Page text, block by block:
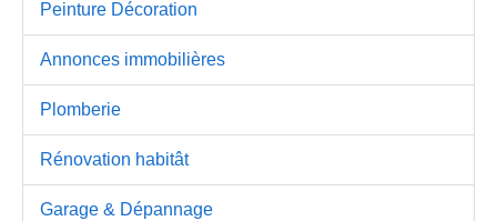
Peinture Décoration
Annonces immobilières
Plomberie
Rénovation habitât
Garage & Dépannage